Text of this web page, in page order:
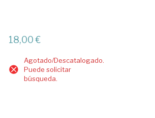
18,00 €
Agotado/Descatalogado.
Puede solicitar
búsqueda.